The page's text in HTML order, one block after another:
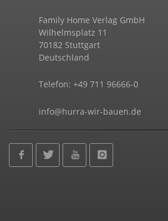
Family Home Verlag GmbH
Wilhelmsplatz 11
70182 Stuttgart
Deutschland
Telefon: +49 711 96666-0
info@hurra-wir-bauen.de